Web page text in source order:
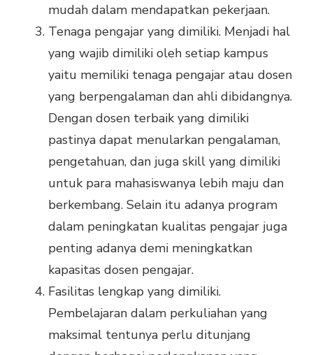
mudah dalam mendapatkan pekerjaan.
Tenaga pengajar yang dimiliki. Menjadi hal
yang wajib dimiliki oleh setiap kampus
yaitu memiliki tenaga pengajar atau dosen
yang berpengalaman dan ahli dibidangnya.
Dengan dosen terbaik yang dimiliki
pastinya dapat menularkan pengalaman,
pengetahuan, dan juga skill yang dimiliki
untuk para mahasiswanya lebih maju dan
berkembang. Selain itu adanya program
dalam peningkatan kualitas pengajar juga
penting adanya demi meningkatkan
kapasitas dosen pengajar.
Fasilitas lengkap yang dimiliki.
Pembelajaran dalam perkuliahan yang
maksimal tentunya perlu ditunjang